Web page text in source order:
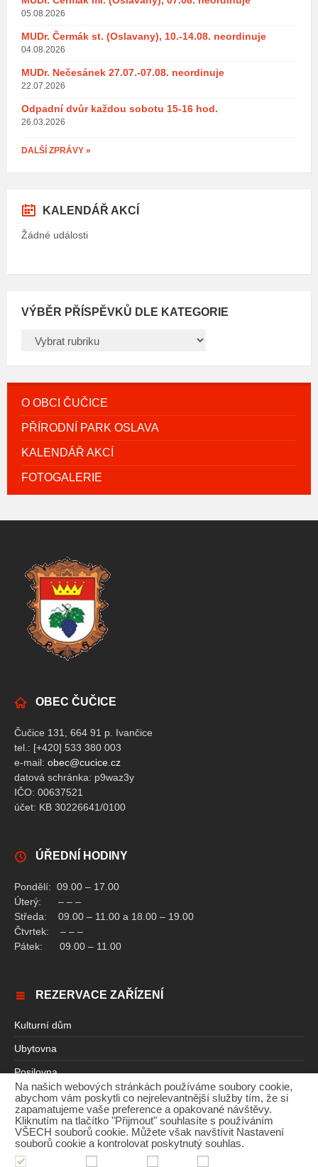
05.08.2026
MUDr. Čermák st. (Oslavany), 10.-14.08. neordinuje
04.08.2026
MUDr. Nečesánek 27.07.-07.08. neordinuje
22.07.2026
Odpadní dvůr každou sobotu 15-16 hod.
26.03.2026
DALŠÍ ZPRÁVY »
KALENDÁŘ AKCÍ
Žádné události
VÝBĚR PŘÍSPĚVKŮ DLE KATEGORIE
PŘÍSPĚVKŮ
O OBCI ČUČICE
PŘÍRODNÍ PARK OSLAVA
KALENDÁŘ AKCÍ
FOTOGALERIE
OBEC ČUČICE
Čučice 131, 664 91 p. Ivančice
tel.: [+420] 533 380 003
e-mail: obec@cucice.cz
datová schránka: p9waz3y
IČO: 00637521
účet: KB 30226641/0100
ÚŘEDNÍ HODINY
Pondělí: 09.00 – 17.00
Úterý: – – –
Středa: 09.00 – 11.00 a 18.00 – 19.00
Čtvrtek: – – –
Pátek: 09.00 – 11.00
REZERVACE ZAŘÍZENÍ
Kulturní dům
Ubytovna
Posilovna
Sauna
Na našich webových stránkách používáme soubory cookie,
abychom vám poskytli co nejrelevantnější služby tím, že si
zapamatujeme vaše preference a opakované návštěvy.
Kliknutím na tlačítko "Přijmout" souhlasíte s používáním
VŠECH souborů cookie. Můžete však navštívit Nastavení
souborů cookie a kontrolovat poskytnutý souhlas.